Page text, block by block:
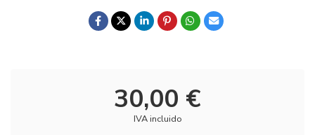
30,00 €
IVA incluido